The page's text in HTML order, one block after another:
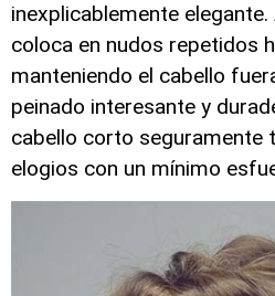
inexplicablemente
coloca en nudos repetidos
manteniendo el cabello
peinado interesante y
cabello corto seguramente
elogios con un mínimo